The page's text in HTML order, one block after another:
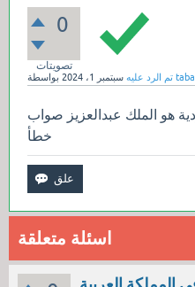
0
تصويتات
تم الرد عليه سبتمبر 1، 2024
هو الملك عبدالعزيز صواب
خطأ
اسئلة متعلقة